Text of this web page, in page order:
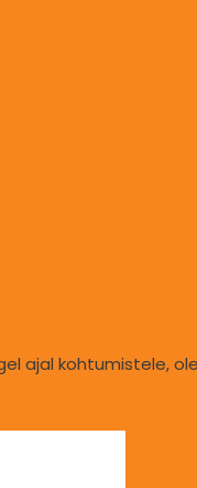
ajal kohtumistele,